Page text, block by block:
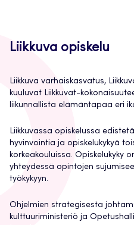
Liikkuva opiskelu
Liikkuva varhaiskasvatus,
kuuluvat Liikkuvat-
liikunnallista elämäntapaa eri
Liikkuvassa opiskelussa
hyvinvointia ja opiskelukykyä
korkeakouluissa. Opiskelukyky
yhteydessä opintojen
työkykyyn.
Ohjelmien strategisesta
kulttuuriministeriö ja